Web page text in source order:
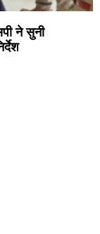
ने सुनी